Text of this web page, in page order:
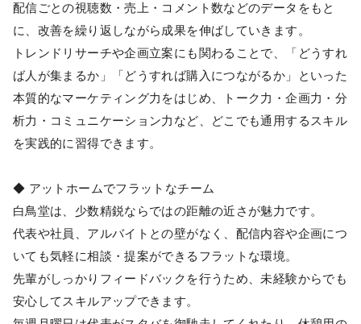
配信ごとの視聴数・売上・コメント数などのデータをもと
に、改善を繰り返しながら成果を伸ばしていきます。
トレンドリサーチや企画立案にも関わることで、「どうすれ
ば人が集まるか」「どうすれば購入につながるか」といった
本質的なマーケティング力をはじめ、トーク力・企画力・分
析力・コミュニケーション力など、どこでも通用するスキル
を実践的に習得できます。
◆ アットホームでフラットなチーム
白鳥堂は、少数精鋭ならではの距離の近さが魅力です。
代表や社員、アルバイトとの壁がなく、配信内容や企画につ
いても気軽に相談・提案ができるフラットな環境。
先輩がしっかりフィードバックを行うため、未経験からでも
安心してスキルアップできます。